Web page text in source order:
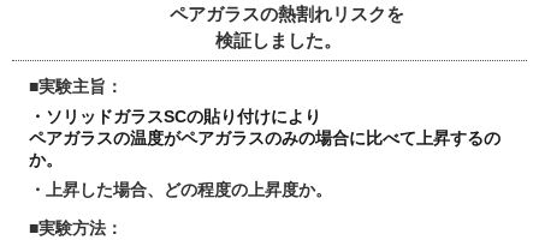
ペアガラスの熱割れリスクを
検証しました。
■実験主旨：
・ソリッドガラスSCの貼り付けにより
ペアガラスの温度がペアガラスのみの場合に比べて上昇するの
か。
・上昇した場合、どの程度の上昇度か。
■実験方法：